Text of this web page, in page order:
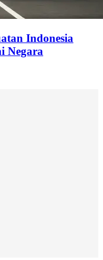
Indonesia
Negara